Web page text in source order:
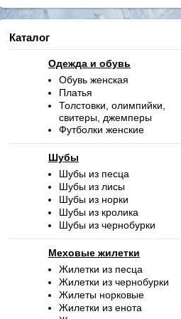
Каталог
Одежда и обувь
Обувь женская
Платья
Толстовки, олимпийки,
свитеры, джемперы
Футболки женские
Шубы
Шубы из песца
Шубы из лисы
Шубы из норки
Шубы из кролика
Шубы из чернобурки
Меховые жилетки
Жилетки из песца
Жилетки из чернобурки
Жилеты норковые
Жилетки из енота